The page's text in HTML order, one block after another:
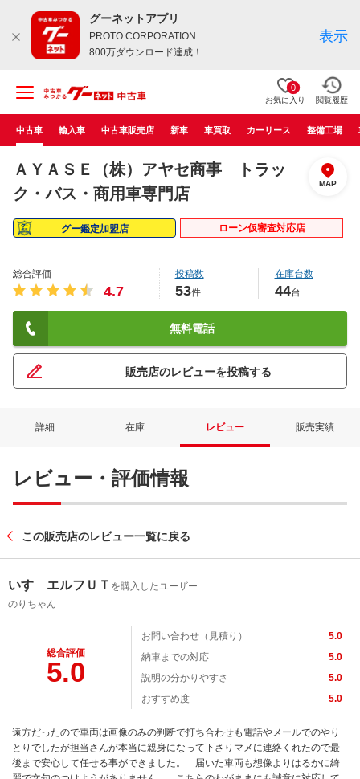
グーネットアプリ
PROTO CORPORATION
800万ダウンロード達成！
表示
0
お気に入り 閲覧履歴
中古車 輸入車 中古車販売店 新車 車買取 カーリース 整備工場
ＡＹＡＳＥ（株）アヤセ商事 トラッ
ク・バス・商用車専門店
MAP
グー鑑定加盟店 ローン仮審査対応店
総合評価
4.7
投稿数
53件
在庫台数
44台
無料電話
販売店のレビューを投稿する
詳細 在庫 レビュー 販売実績
レビュー・評価情報
この販売店のレビュー一覧に戻る
いすゞエルフＵＴ を購入したユーザー
のりちゃん
総合評価
5.0
お問い合わせ（見積り）
5.0
納車までの対応
5.0
説明の分かりやすさ
5.0
おすすめ度
5.0
遠方だったので車両は画像のみの判断で打ち合わせも電話やメールでのやり
とりでしたが担当さんが本当に親身になって下さりマメに連絡くれたので最
後まで安心して任せる事ができました。 届いた車両も想像よりはるかに綺